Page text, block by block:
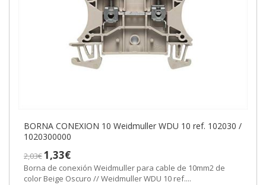
BORNA CONEXION 10 Weidmuller WDU 10 ref. 102030 /
1020300000
2,03€1,33€
Borna de conexión Weidmuller para cable de 10mm2 de
color Beige Oscuro // Weidmuller WDU 10 ref....